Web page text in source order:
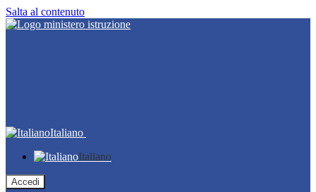
Salta al contenuto
Italiano
Italiano
Accedi